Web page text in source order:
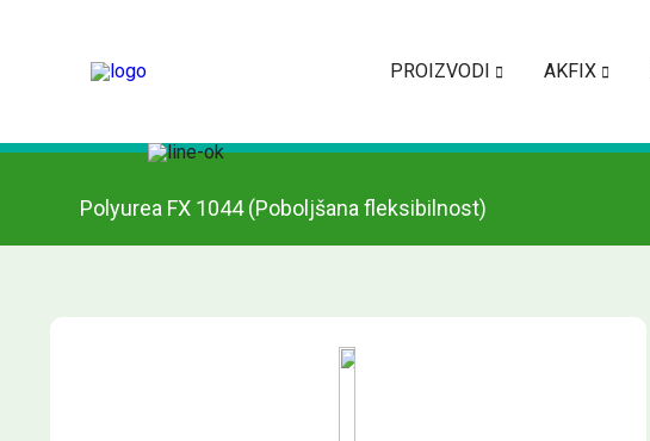
PROIZVODI AKFIX
Polyurea FX 1044 (Poboljšana fleksibilnost)